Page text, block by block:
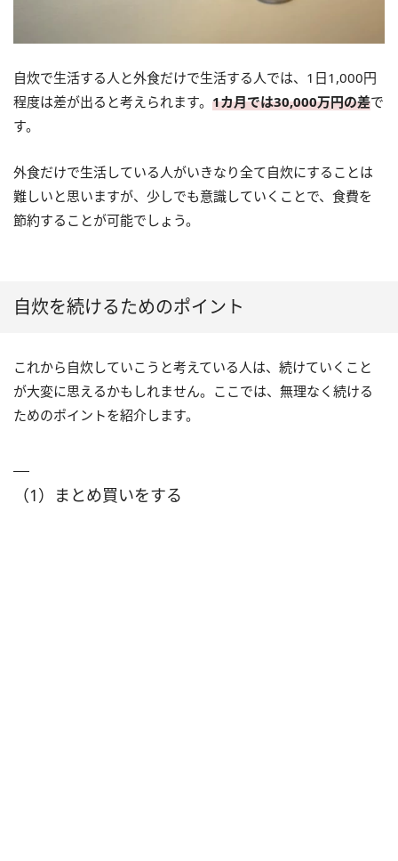
自炊で生活する人と外食だけで生活する人では、1日1,000円
程度は差が出ると考えられます。 1カ月では30,000万円の差で
す。
外食だけで生活している人がいきなり全て自炊にすることは
難しいと思いますが、少しでも意識していくことで、食費を
節約することが可能でしょう。
自炊を続けるためのポイント
これから自炊していこうと考えている人は、続けていくこと
が大変に思えるかもしれません。ここでは、無理なく続ける
ためのポイントを紹介します。
（1）まとめ買いをする